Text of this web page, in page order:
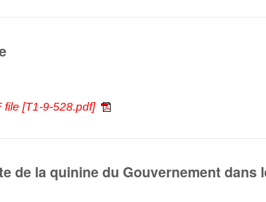
file [T1-9-528.pdf]
de la quinine du Gouvernement dans